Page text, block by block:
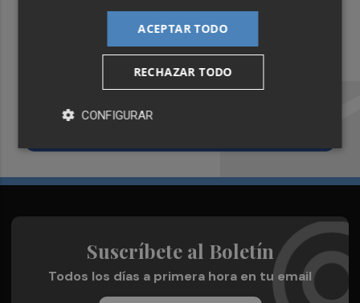
Recibe toda la actualidad de
Valencia Plaza en tu correo
Suscríbete al Boletín
Todos los días a primera hora en tu email
ACEPTAR TODO
RECHAZAR TODO
CONFIGURAR